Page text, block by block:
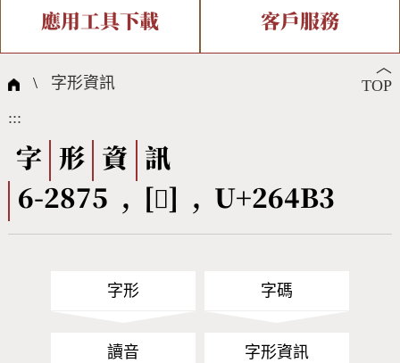
中文碼介紹 專有名詞介紹
國際字碼相關組織
複合查詢 注音查詢
筆畫查詢
筆順序查詢
CNS查詢 Unicode查詢
新字申請處理流程
字形即時顯示 造字解決方案
全字庫授權 轉碼Web Service
應用工具下載
個人電腦造字處理工具
字形下載
客戶服務
問題集
熱門查詢統計
︿
TOP
\ 字形資訊
:::
字 形 資
訊
6-2875 , [𦒳] , U+264B3
字形 字碼
讀音 字形資訊